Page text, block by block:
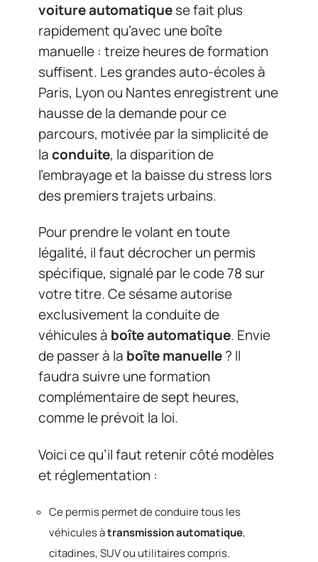
voiture automatiquese fait plus
rapidement qu’avec une boîte
manuelle : treize heures de formation
suffisent. Les grandes auto-écoles à
Paris, Lyon ou Nantes enregistrent une
hausse de la demande pour ce
parcours, motivée par la simplicité de
laconduite, la disparition de
l’embrayage et la baisse du stress lors
des premiers trajets urbains.
Pour prendre le volant en toute
légalité, il faut décrocher un permis
spécifique, signalé par le code 78 sur
votre titre. Ce sésame autorise
exclusivement la conduite de
véhicules à boîte automatique. Envie
de passer à la boîte manuelle? Il
faudra suivre une formation
complémentaire de sept heures,
comme le prévoit la loi.
Voici ce qu’il faut retenir côté modèles
et réglementation :
Ce permis permet de conduire tous les
véhicules àtransmission automatique,
citadines, SUV ou utilitaires compris.